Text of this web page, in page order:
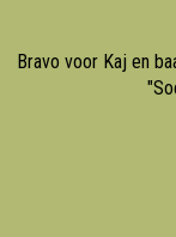
Bravo voor Kaj en